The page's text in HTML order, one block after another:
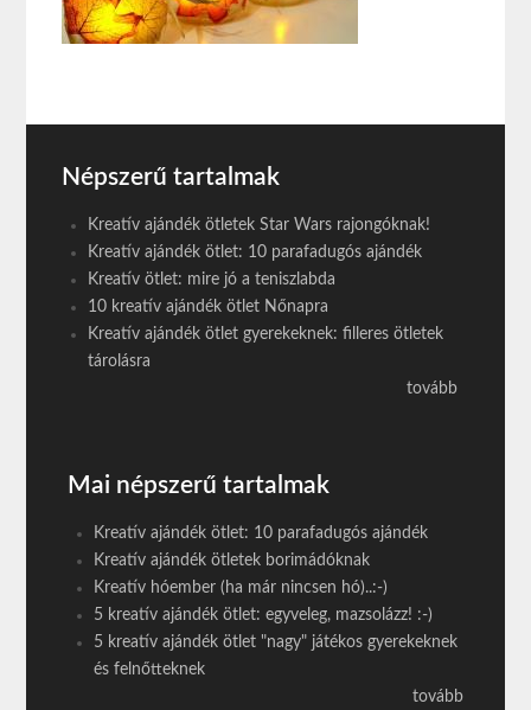
Népszerű tartalmak
Kreatív ajándék ötletek Star Wars rajongóknak!
Kreatív ajándék ötlet: 10 parafadugós ajándék
Kreatív ötlet: mire jó a teniszlabda
10 kreatív ajándék ötlet Nőnapra
Kreatív ajándék ötlet gyerekeknek: filleres ötletek
tárolásra
tovább
Mai népszerű tartalmak
Kreatív ajándék ötlet: 10 parafadugós ajándék
Kreatív ajándék ötletek borimádóknak
Kreatív hóember (ha már nincsen hó)..:-)
5 kreatív ajándék ötlet: egyveleg, mazsolázz! :-)
5 kreatív ajándék ötlet "nagy" játékos gyerekeknek
és felnőtteknek
tovább